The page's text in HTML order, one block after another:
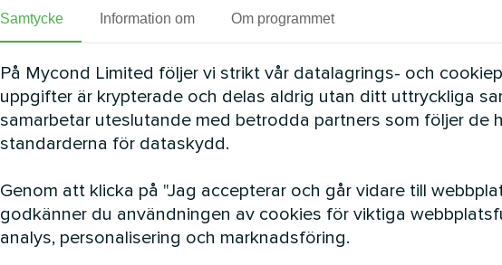
Samtycke Information om Om programmet
På Mycond Limited följer vi strikt vår datalagrings- och
uppgifter är krypterade och delas aldrig utan ditt uttryckliga
samarbetar uteslutande med betrodda partners som följer de
standarderna för dataskydd.
Genom att klicka på "Jag accepterar och går vidare till
godkänner du användningen av cookies för viktiga
analys, personalisering och marknadsföring.